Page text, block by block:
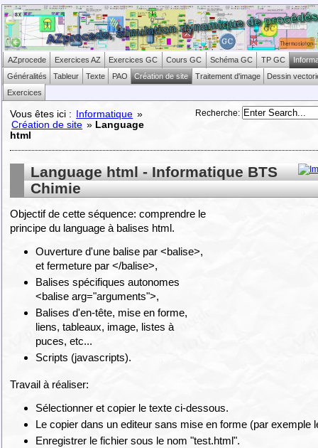
AZprocede Exercices AZ Exercices GC Cours GC Schéma GC TP GC
Généralités
Tableur Texte PAO Création de site Traitement d'image
Dessin
Exercices
Recherche:
Vous êtes ici : Informatique »
Création de site » Language
html
Language html - Informatique BTS
Chimie
Objectif de cette séquence: comprendre le
principe du language à balises html.
Ouverture d'une balise par <balise>,
et fermeture par </balise>,
Balises spécifiques autonomes
<balise arg="arguments">,
Balises d'en-tête, mise en forme,
liens, tableaux, image, listes à
puces, etc...
Scripts (javascripts).
Travail à réaliser:
Sélectionner et copier le texte ci-dessous.
Le copier dans un editeur sans mise en forme (par exemple
Enregistrer le fichier sous le nom "test.html".